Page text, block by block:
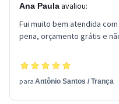
Ana Paulaavaliou:
Fui muito bem atendida
pena, orçamento grátis e
para Antônio Santos / Trança